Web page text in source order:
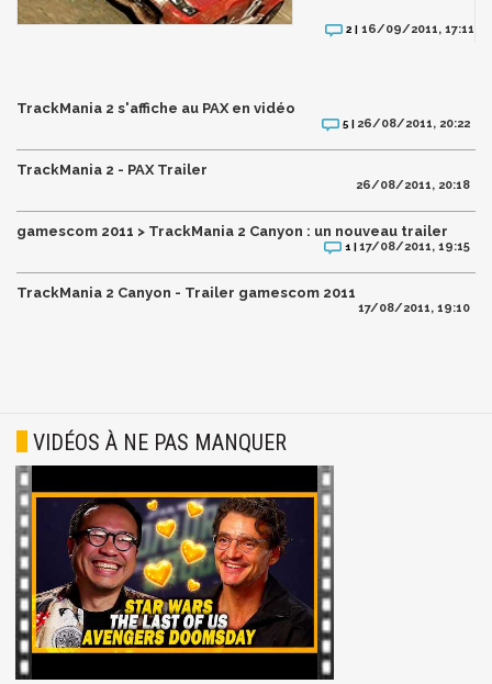
2 | 16/09/2011, 17:11
TrackMania 2 s'affiche au PAX en vidéo
5 | 26/08/2011, 20:22
TrackMania 2 - PAX Trailer
26/08/2011, 20:18
gamescom 2011 > TrackMania 2 Canyon : un nouveau trailer
1 |17/08/2011, 19:15
TrackMania 2 Canyon - Trailer gamescom 2011
17/08/2011, 19:10
VIDÉOS À NE PAS MANQUER